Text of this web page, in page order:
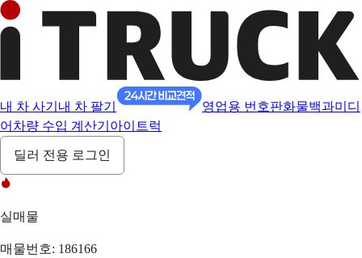
내 차 사기 내 차 팔기 영업용 번호판화물백과미디
어 차량 수입 계산기 아이트럭
딜러 전용 로그인
실매물
매물번호: 186166